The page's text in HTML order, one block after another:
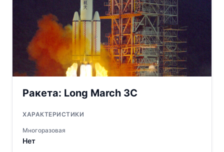
Ракета: Long March 3C
ХАРАКТЕРИСТИКИ
Многоразовая
Нет